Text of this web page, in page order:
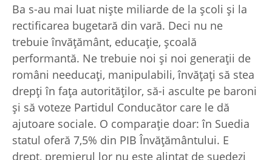
Ba s-au mai luat nişte miliarde de la şcoli şi la
rectificarea bugetară din vară. Deci nu ne
trebuie învăţământ, educaţie, şcoală
performantă. Ne trebuie noi şi noi generaţii de
români needucaţi, manipulabili, învăţaţi să stea
drepţi în faţa autorităţilor, să-i asculte pe baroni
şi să voteze Partidul Conducător care le dă
ajutoare sociale. O comparaţie doar: în Suedia
statul oferă 7,5% din PIB Învăţământului. E
drept, premierul lor nu este alintat de suedezi